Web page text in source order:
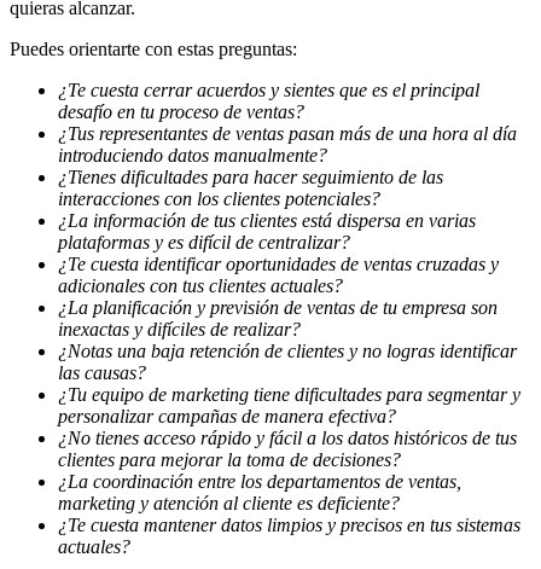
quieras alcanzar.
Puedes orientarte con estas preguntas:
¿Te cuesta cerrar acuerdos y sientes que es el principal
desafío en tu proceso de ventas?
¿Tus representantes de ventas pasan más de una hora al día
introduciendo datos manualmente?
¿Tienes dificultades para hacer seguimiento de las
interacciones con los clientes potenciales?
¿La información de tus clientes está dispersa en varias
plataformas y es difícil de centralizar?
¿Te cuesta identificar oportunidades de ventas cruzadas y
adicionales con tus clientes actuales?
¿La planificación y previsión de ventas de tu empresa son
inexactas y difíciles de realizar?
¿Notas una baja retención de clientes y no logras identificar
las causas?
¿Tu equipo de marketing tiene dificultades para segmentar y
personalizar campañas de manera efectiva?
¿No tienes acceso rápido y fácil a los datos históricos de tus
clientes para mejorar la toma de decisiones?
¿La coordinación entre los departamentos de ventas,
marketing y atención al cliente es deficiente?
¿Te cuesta mantener datos limpios y precisos en tus sistemas
actuales?